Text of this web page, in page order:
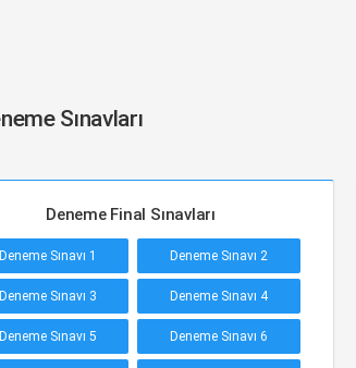
Sınavları
Deneme Final Sınavları
Deneme Sınavı 1 Deneme Sınavı 2
Deneme Sınavı 3 Deneme Sınavı 4
Deneme Sınavı 5 Deneme Sınavı 6